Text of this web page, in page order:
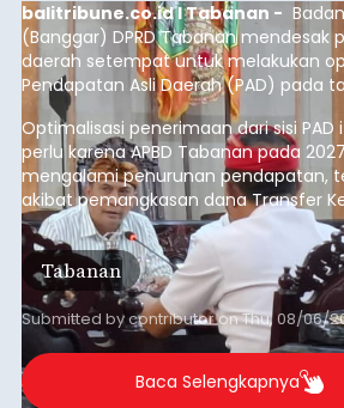
balitribune.co.id I Tabanan -
(Banggar) DPRD Tabanan mendesak
daerah setempat untuk melakukan
Pendapatan Asli Daerah (PAD) pada
anggaran 2027.
Optimalisasi penerimaan dari sisi PAD
perlu karena APBD Tabanan pada
mengalami penurunan pendapatan,
akibat pemangkasan dana Transfer
Daerah (TKD) dari pemerintah pusat.
Tabanan
Submitted bycontributoronThu, 08/06/
Baca Selengkapnya